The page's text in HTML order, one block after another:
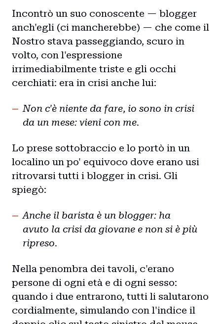
Incontrò un suo conoscente — blogger
anch'egli (ci mancherebbe) — che come il
Nostro stava passeggiando, scuro in
volto, con l'espressione
irrimediabilmente triste e gli occhi
cerchiati: era in crisi anche lui:
Non c'è niente da fare, io sono in crisi
da un mese: vieni con me.
Lo prese sottobraccio e lo portò in un
localino un po' equivoco dove erano usi
ritrovarsi tutti i blogger in crisi. Gli
spiegò:
Anche il barista è un blogger: ha
avuto la crisi da giovane e non si è più
ripreso.
Nella penombra dei tavoli, c'erano
persone di ogni età e di ogni sesso:
quando i due entrarono, tutti li salutarono
cordialmente, simulando con l'indice il